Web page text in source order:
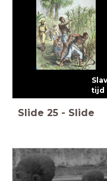
tijd
Slide 25 - Slide